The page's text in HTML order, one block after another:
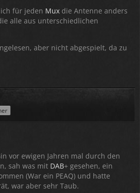
für jeden Mux die Antenne anders
alle aus unterschiedlichen
aber nicht abgespielt, da zu
vor ewigen Jahren mal durch den
sah was mit DAB+ gesehen, ein
(War ein PEAQ) und hatte
war aber sehr Taub.